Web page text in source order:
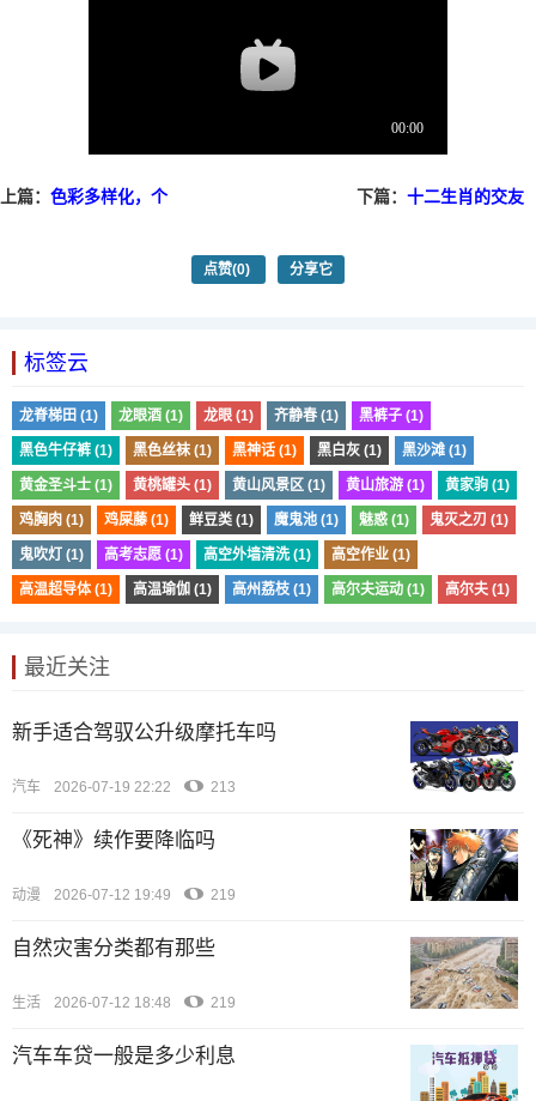
上篇： 色彩多样化，个
下篇： 十二生肖的交友
点赞(0) 分享它
标签云
龙脊梯田 (1) 龙眼酒 (1) 龙眼 (1) 齐静春 (1) 黑裤子 (1)
黑色牛仔裤 (1) 黑色丝袜 (1) 黑神话 (1) 黑白灰 (1) 黑沙滩 (1)
黄金圣斗士 (1) 黄桃罐头 (1) 黄山风景区 (1) 黄山旅游 (1) 黄家驹 (1)
鸡胸肉 (1) 鸡屎藤 (1) 鲜豆类 (1) 魔鬼池 (1) 魅惑 (1) 鬼灭之刃 (1)
鬼吹灯 (1) 高考志愿 (1) 高空外墙清洗 (1) 高空作业 (1)
高温超导体 (1) 高温瑜伽 (1) 高州荔枝 (1) 高尔夫运动 (1) 高尔夫 (1)
最近关注
新手适合驾驭公升级摩托车吗
汽车 2026-07-19 22:22 213
《死神》续作要降临吗
动漫 2026-07-12 19:49 219
自然灾害分类都有那些
生活 2026-07-12 18:48 219
汽车车贷一般是多少利息